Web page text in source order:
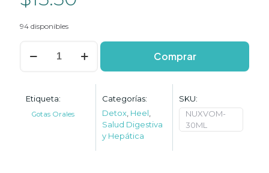
94 disponibles
Nux
vomica
Homaccord
Comprar
Etiqueta:
Gotas Orales
Categorías:
Detox Heel
Salud Digestiva
y Hepática
SKU:
NUXVOM-
30ML